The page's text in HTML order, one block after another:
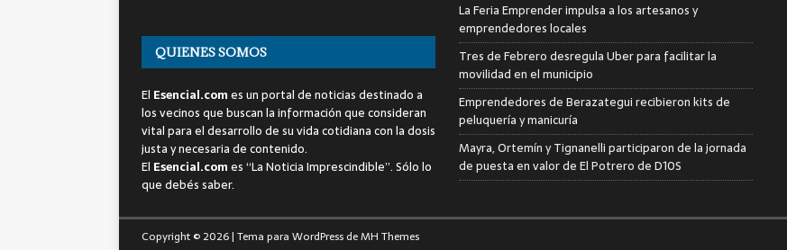
QUIENES SOMOS
El Esencial.comes un portal de noticias destinado a
los vecinos que buscan la información que consideran
vital para el desarrollo de su vida cotidiana con la dosis
justa y necesaria de contenido.
El Esencial.comes “La Noticia Imprescindible”. Sólo lo
que debés saber.
La Feria Emprender impulsa a los artesanos y
emprendedores locales
Tres de Febrero desregula Uber para facilitar la
movilidad en el municipio
Emprendedores de Berazategui recibieron kits de
peluquería y manicuría
Mayra, Ortemín y Tignanelli participaron de la jornada
de puesta en valor de El Potrero de D10S
Copyright © 2026 | Tema para WordPress deMH Themes